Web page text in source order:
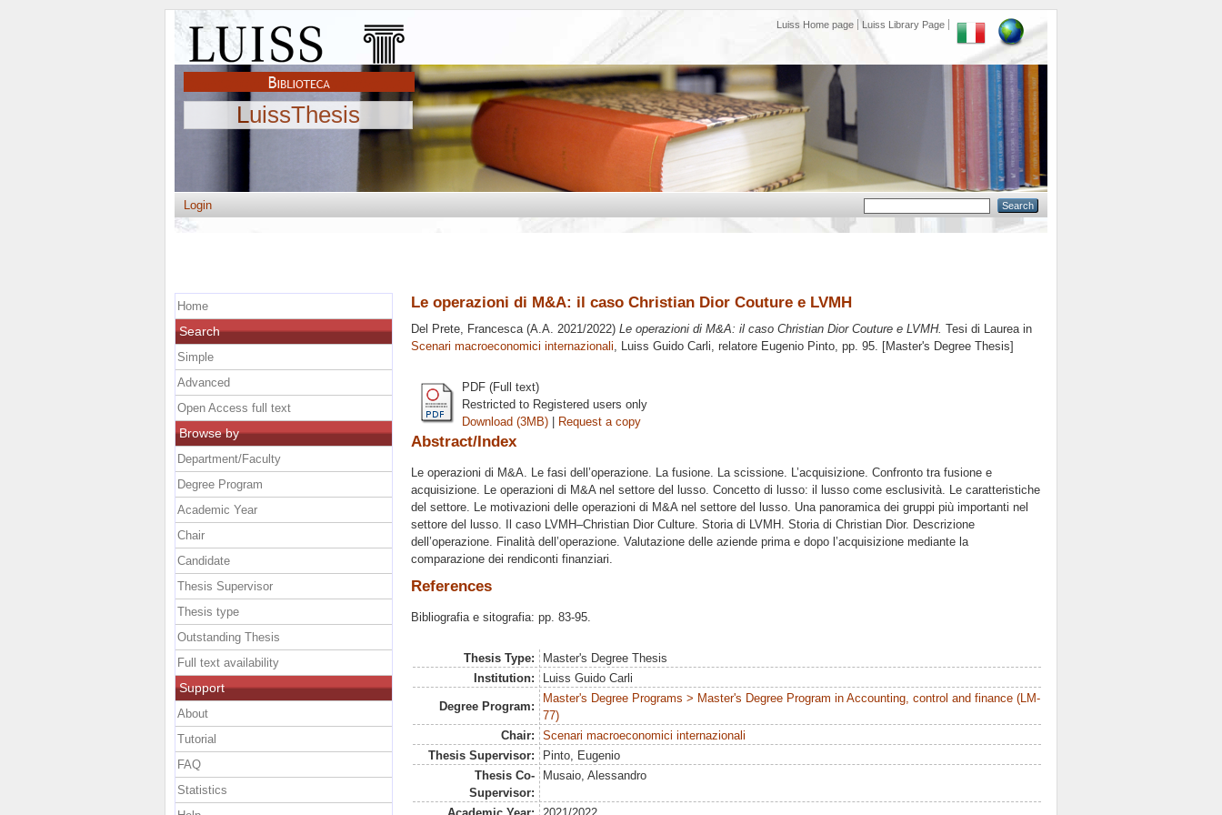
Luiss Home page Luiss Library Page
LuissThesis
Login
Le operazioni di M&A: il caso Christian Dior Couture e LVMH
Del Prete, Francesca(A.A. 2021/2022) Le operazioni di M&A: il caso Christian Dior Couture e LVMH. Tesi di Laurea in
Scenari macroeconomici internazionali, Luiss Guido Carli, relatore Eugenio Pinto, pp. 95. [Master's Degree Thesis]
PDF (Full text)
Restricted to Registered users only
Download (3MB) | Request a copy
Abstract/Index
Le operazioni di M&A. Le fasi dell’operazione. La fusione. La scissione. L’acquisizione. Confronto tra fusione e
acquisizione. Le operazioni di M&A nel settore del lusso. Concetto di lusso: il lusso come esclusività. Le caratteristiche
del settore. Le motivazioni delle operazioni di M&A nel settore del lusso. Una panoramica dei gruppi più importanti nel
settore del lusso. Il caso LVMH–Christian Dior Culture. Storia di LVMH. Storia di Christian Dior. Descrizione
dell’operazione. Finalità dell’operazione. Valutazione delle aziende prima e dopo l’acquisizione mediante la
comparazione dei rendiconti finanziari.
References
Bibliografia e sitografia: pp. 83-95.
Thesis Type:
Master's Degree Thesis
Institution:
Luiss Guido Carli
Degree Program:
Master's Degree Programs > Master's Degree Program in Accounting, control and finance (LM-
77)
Chair:
Scenari macroeconomici internazionali
Thesis Supervisor:
Pinto, Eugenio
Thesis Co-
Supervisor:
Musaio, Alessandro
Home
Search
Simple
Advanced
Open Access full text
Browse by
Department/Faculty
Degree Program
Academic Year
Chair
Candidate
Thesis Supervisor
Thesis type
Outstanding Thesis
Full text availability
Support
About
Tutorial
FAQ
Statistics